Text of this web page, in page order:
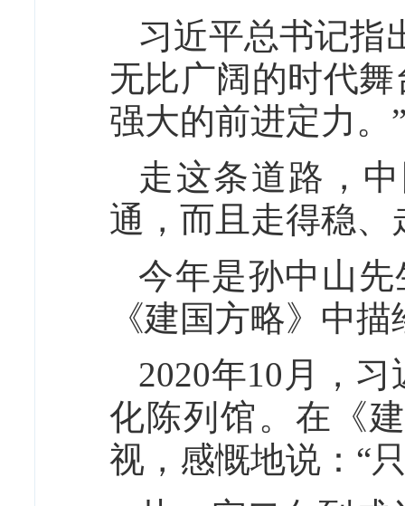
习近平总书记指
无比广阔的时代
强大的前进定力。
走这条道路，
通，而且走得稳、
今年是孙中山
《建国方略》中
2020年10月，
化陈列馆。在《
视，感慨地说：“